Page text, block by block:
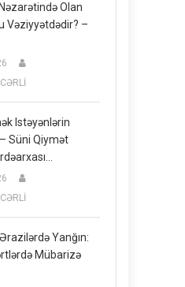
Olan
Vəziyyətdədir? –
Istəyənlərin
Süni Qiymət
Yanğın:
Mübarizə